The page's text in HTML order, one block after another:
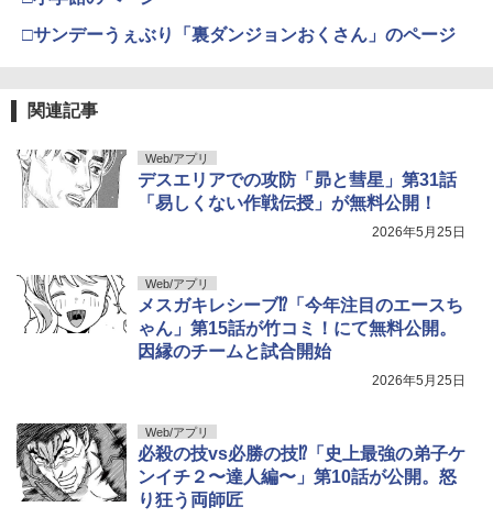
□サンデーうぇぶり「裏ダンジョンおくさん」のページ
関連記事
Web/アプリ
デスエリアでの攻防「昴と彗星」第31話
「易しくない作戦伝授」が無料公開！
2026年5月25日
Web/アプリ
メスガキレシーブ⁉「今年注目のエースち
ゃん」第15話が竹コミ！にて無料公開。
因縁のチームと試合開始
2026年5月25日
Web/アプリ
必殺の技vs必勝の技⁉「史上最強の弟子ケ
ンイチ２〜達人編〜」第10話が公開。怒
り狂う両師匠